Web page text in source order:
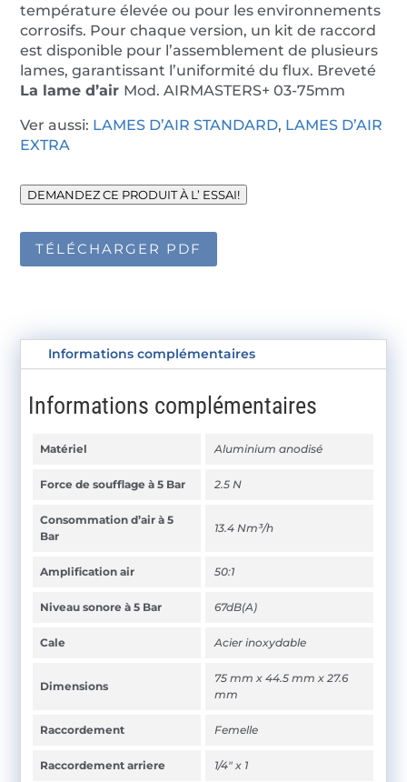
température élevée ou pour les environnements
corrosifs. Pour chaque version, un kit de raccord
est disponible pour l’assemblement de plusieurs
lames, garantissant l’uniformité du flux. Breveté
La lame d’air Mod. AIRMASTERS+ 03-75mm
Ver aussi: LAMES D’AIR STANDARD, LAMES D’AIR
EXTRA
DEMANDEZ CE PRODUIT À L’ ESSAI!
TÉLÉCHARGER PDF
Informations complémentaires
Informations complémentaires
Matériel Aluminium anodisé
Force de soufflage à 5 Bar 2.5 N
Consommation d’air à 5
Bar
13.4 Nm³/h
Amplification air 50:1
Niveau sonore à 5 Bar 67dB(A)
Cale Acier inoxydable
Dimensions
75 mm x 44.5 mm x 27.6
mm
Raccordement Femelle
Raccordement arriere 1/4" x 1